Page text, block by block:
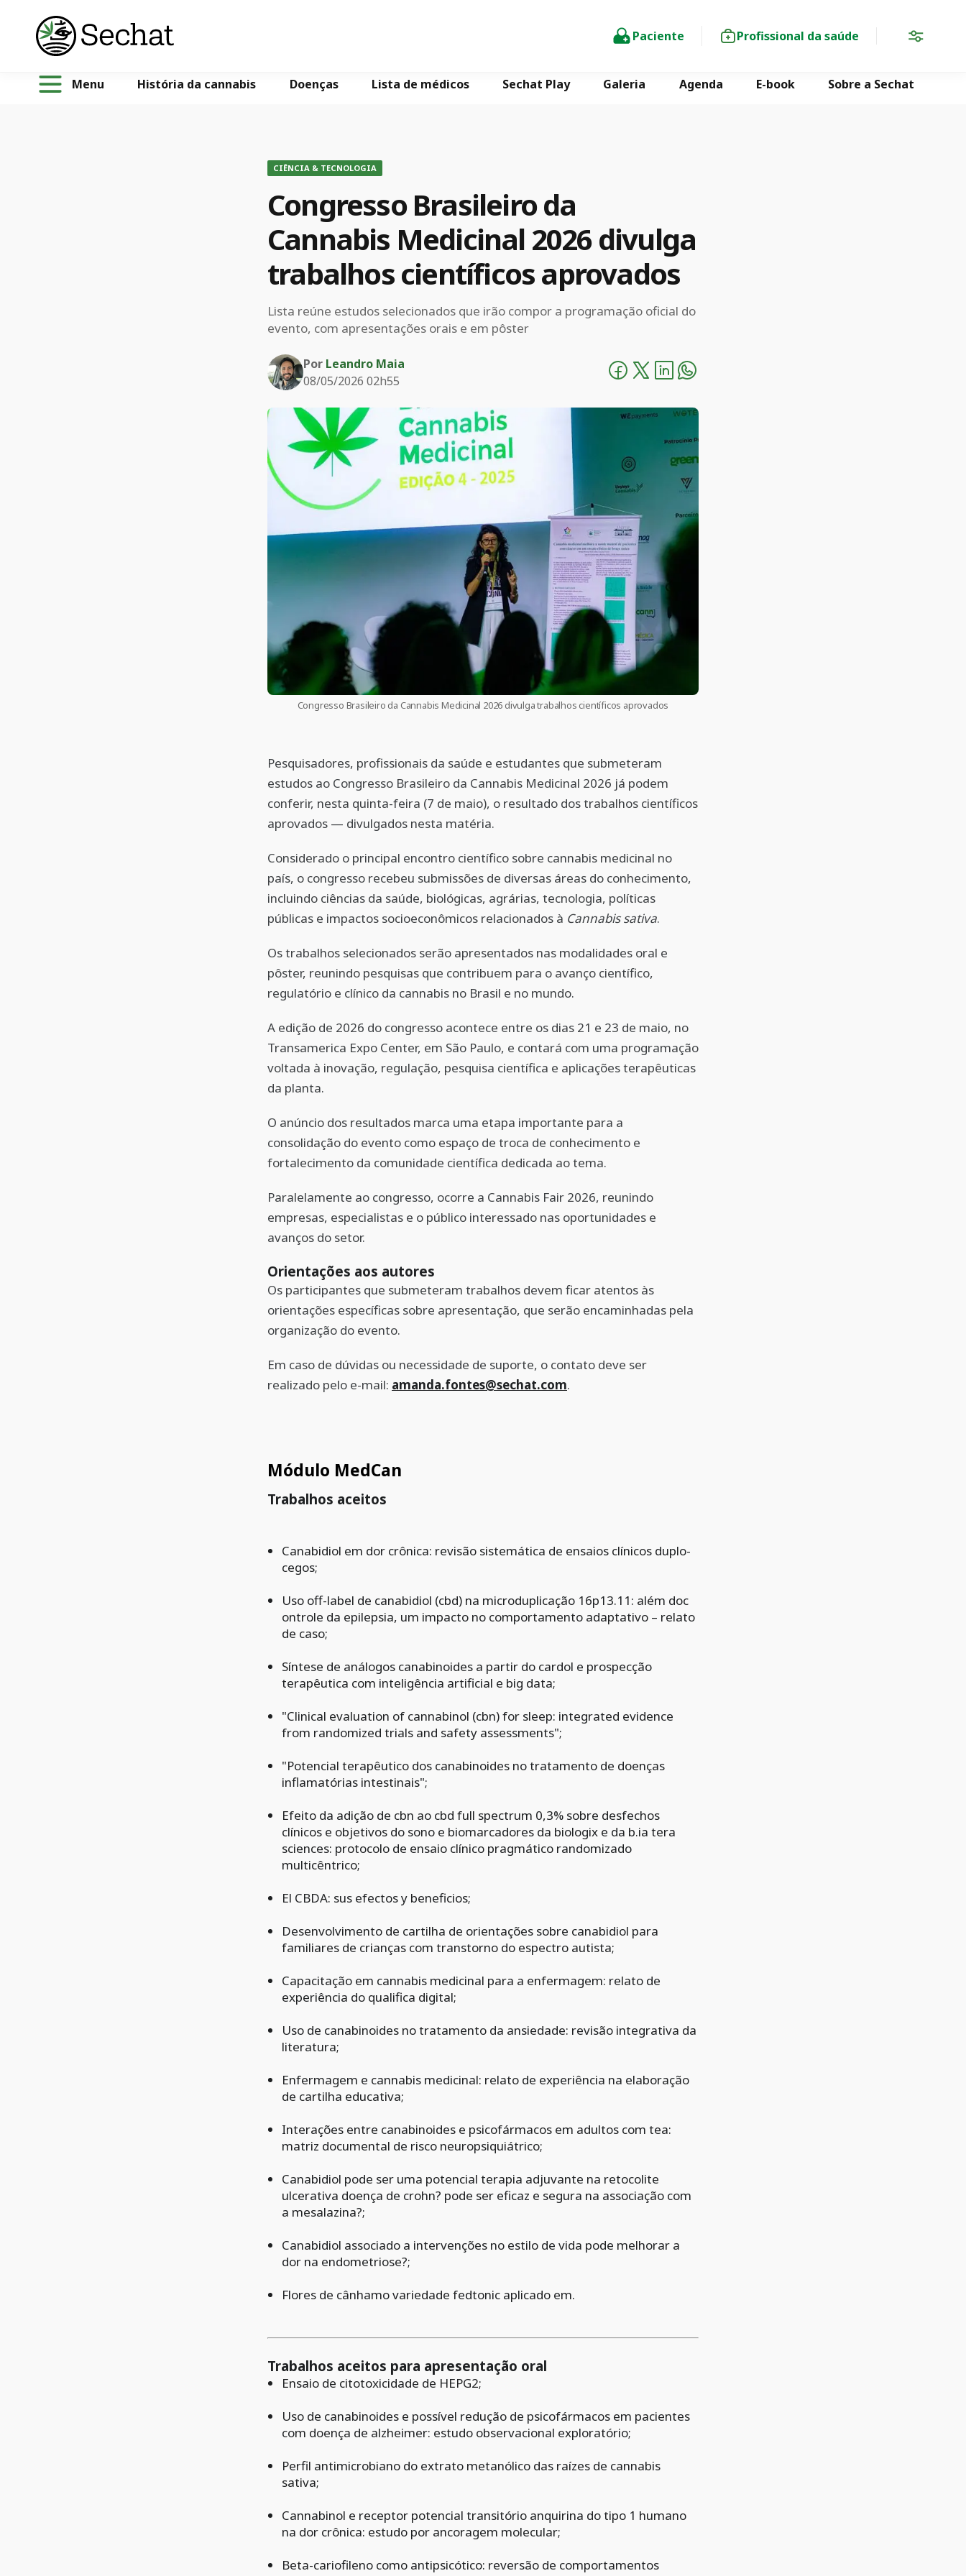
Paciente Profissional da saúde
Menu História da cannabis Doenças Lista de médicos Sechat Play Galeria Agenda E-book Sobre a Sechat
CIÊNCIA & TECNOLOGIA
Congresso Brasileiro da
Cannabis Medicinal 2026 divulga
trabalhos científicos aprovados
Lista reúne estudos selecionados que irão compor a programação oficial do
evento, com apresentações orais e em pôster
Por Leandro Maia
08/05/2026 02h55
Congresso Brasileiro da Cannabis Medicinal 2026 divulga trabalhos científicos aprovados
Pesquisadores, profissionais da saúde e estudantes que submeteram
estudos ao Congresso Brasileiro da Cannabis Medicinal 2026 já podem
conferir, nesta quinta-feira (7 de maio), o resultado dos trabalhos científicos
aprovados — divulgados nesta matéria.
Considerado o principal encontro científico sobre cannabis medicinal no
país, o congresso recebeu submissões de diversas áreas do conhecimento,
incluindo ciências da saúde, biológicas, agrárias, tecnologia, políticas
públicas e impactos socioeconômicos relacionados à Cannabis sativa.
Os trabalhos selecionados serão apresentados nas modalidades oral e
pôster, reunindo pesquisas que contribuem para o avanço científico,
regulatório e clínico da cannabis no Brasil e no mundo.
A edição de 2026 do congresso acontece entre os dias 21 e 23 de maio, no
Transamerica Expo Center, em São Paulo, e contará com uma programação
voltada à inovação, regulação, pesquisa científica e aplicações terapêuticas
da planta.
O anúncio dos resultados marca uma etapa importante para a
consolidação do evento como espaço de troca de conhecimento e
fortalecimento da comunidade científica dedicada ao tema.
Paralelamente ao congresso, ocorre a Cannabis Fair 2026, reunindo
empresas, especialistas e o público interessado nas oportunidades e
avanços do setor.
Orientações aos autores
Os participantes que submeteram trabalhos devem ficar atentos às
orientações específicas sobre apresentação, que serão encaminhadas pela
organização do evento.
Em caso de dúvidas ou necessidade de suporte, o contato deve ser
realizado pelo e-mail: amanda.fontes@sechat.com.
Módulo MedCan
Trabalhos aceitos
Canabidiol em dor crônica: revisão sistemática de ensaios clínicos duplo-
cegos;
Uso off-label de canabidiol (cbd) na microduplicação 16p13.11: além doc
ontrole da epilepsia, um impacto no comportamento adaptativo – relato
de caso;
Síntese de análogos canabinoides a partir do cardol e prospecção
terapêutica com inteligência artificial e big data;
"Clinical evaluation of cannabinol (cbn) for sleep: integrated evidence
from randomized trials and safety assessments";
"Potencial terapêutico dos canabinoides no tratamento de doenças
inflamatórias intestinais";
Efeito da adição de cbn ao cbd full spectrum 0,3% sobre desfechos
clínicos e objetivos do sono e biomarcadores da biologix e da b.ia tera
sciences: protocolo de ensaio clínico pragmático randomizado
multicêntrico;
El CBDA: sus efectos y beneficios;
Desenvolvimento de cartilha de orientações sobre canabidiol para
familiares de crianças com transtorno do espectro autista;
Capacitação em cannabis medicinal para a enfermagem: relato de
experiência do qualifica digital;
Uso de canabinoides no tratamento da ansiedade: revisão integrativa da
literatura;
Enfermagem e cannabis medicinal: relato de experiência na elaboração
de cartilha educativa;
Interações entre canabinoides e psicofármacos em adultos com tea:
matriz documental de risco neuropsiquiátrico;
Canabidiol pode ser uma potencial terapia adjuvante na retocolite
ulcerativa doença de crohn? pode ser eficaz e segura na associação com
a mesalazina?;
Canabidiol associado a intervenções no estilo de vida pode melhorar a
dor na endometriose?;
Flores de cânhamo variedade fedtonic aplicado em.
Trabalhos aceitos para apresentação oral
Ensaio de citotoxicidade de HEPG2;
Uso de canabinoides e possível redução de psicofármacos em pacientes
com doença de alzheimer: estudo observacional exploratório;
Perfil antimicrobiano do extrato metanólico das raízes de cannabis
sativa;
Cannabinol e receptor potencial transitório anquirina do tipo 1 humano
na dor crônica: estudo por ancoragem molecular;
Beta-cariofileno como antipsicótico: reversão de comportamentos